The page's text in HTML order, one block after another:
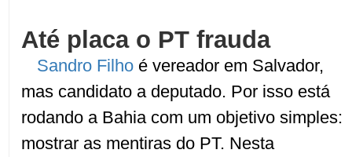
Até placa o PT frauda
Sandro Filho é vereador em Salvador,
mas candidato a deputado. Por isso está
rodando a Bahia com um objetivo simples:
mostrar as mentiras do PT. Nesta